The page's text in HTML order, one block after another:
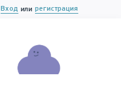
Вход или регистрация